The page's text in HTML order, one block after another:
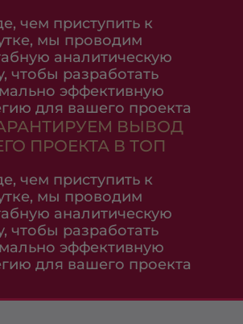
чем приступить к
мы проводим
аналитическую
чтобы разработать
эффективную
для вашего проекта
ВЫВОД
ПРОЕКТА В ТОП
чем приступить к
мы проводим
аналитическую
чтобы разработать
эффективную
для вашего проекта